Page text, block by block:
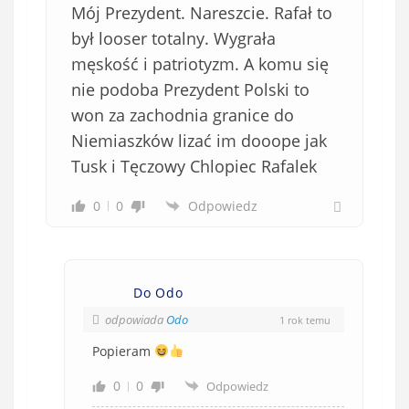
Mój Prezydent. Nareszcie. Rafał to
był looser totalny. Wygrała
męskość i patriotyzm. A komu się
nie podoba Prezydent Polski to
won za zachodnia granice do
Niemiaszków lizać im dooope jak
Tusk i Tęczowy Chlopiec Rafalek
0 0 Odpowiedz
Do Odo
odpowiada Odo 1 rok temu
Popieram
0
0 Odpowiedz